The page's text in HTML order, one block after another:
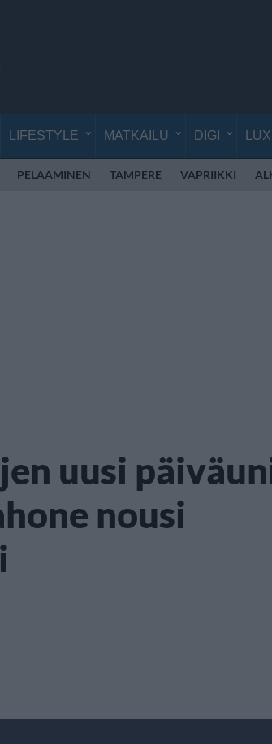
LIFESTYLE MATKAILU DIGI LUX
PELAAMINEN TAMPERE VAPRIIKKI
uusi
nousi